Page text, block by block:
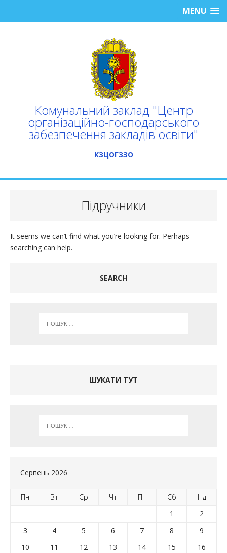
MENU
Комунальний заклад "Центр
організаційно-господарського
забезпечення закладів освіти"
КЗЦОГЗЗО
Підручники
It seems we can’t find what you’re looking for. Perhaps
searching can help.
SEARCH
ШУКАТИ ТУТ
Серпень 2026
Пн Вт Ср Чт Пт Сб
Нд
1
2
3
4 5 6 7 8
9
10
11 12 13 14 15
16